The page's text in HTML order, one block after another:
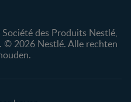
des Produits Nestlé,
© 2026 Nestlé. Alle rechten